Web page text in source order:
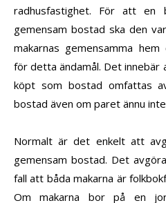
radhusfastighet. För att en
gemensam bostad ska den
makarnas gemensamma hem
för detta ändamål. Det innebär
köpt som bostad omfattas
bostad även om paret ännu
Normalt är det enkelt att
gemensam bostad. Det
fall att båda makarna är
Om makarna bor på en